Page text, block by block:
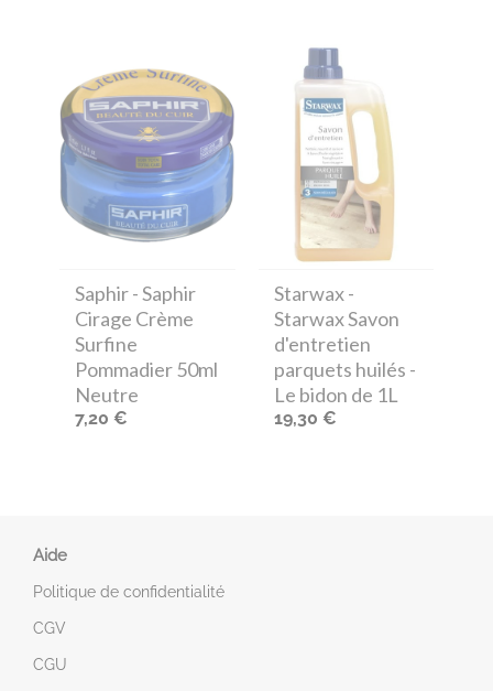
Saphir- Saphir
Cirage Crème
Surfine
Pommadier 50ml
Neutre
7,20 €
Starwax-
Starwax Savon
d'entretien
parquets huilés -
Le bidon de 1L
19,30 €
Aide
Politique de confidentialité
CGV
CGU